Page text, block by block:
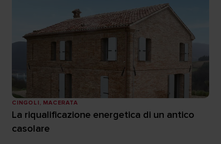
CINGOLI, MACERATA
La riqualificazione energetica di un antico
casolare